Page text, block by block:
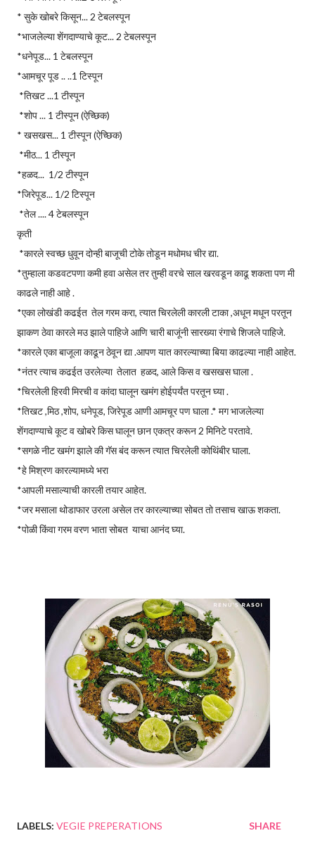
* सुके खोबरे किसून... 2 टेबलस्पून
*भाजलेल्या शेंगदाण्याचे कूट... 2 टेबलस्पून
*धनेपूड... 1 टेबलस्पून
*आमचूर पूड .. ..1 टिस्पून
*तिखट ...1 टीस्पून
*शोप ... 1 टीस्पून (ऐच्छिक)
* खसखस... 1 टीस्पून (ऐच्छिक)
*मीठ... 1 टीस्पून
*हळद... 1/2 टीस्पून
*जिरेपूड... 1/2 टिस्पून
*तेल .... 4 टेबलस्पून
कृती
*कारले स्वच्छ धुवून दोन्ही बाजूची टोके तोडून मधोमध चीर द्या.
*तुम्हाला कडवटपणा कमी हवा असेल तर तुम्ही वरचे साल खरवडून काढू शकता पण मी
काढले नाही आहे .
*एका लोखंडी कढईत तेल गरम करा, त्यात चिरलेली कारली टाका ,अधून मधून परतून
झाकण ठेवा कारले मउ झाले पाहिजे आणि चारी बाजूंनी सारख्या रंगाचे शिजले पाहिजे.
*कारले एका बाजूला काढून ठेवून द्या .आपण यात कारल्याच्या बिया काढल्या नाही आहेत.
*नंतर त्याच कढईत उरलेल्या तेलात हळद, आले किस व खसखस घाला .
*चिरलेली हिरवी मिरची व कांदा घालून खमंग होईपर्यंत परतून घ्या .
*तिखट ,मिठ ,शोप, धनेपूड, जिरेपूड आणी आमचूर पण घाला .* मग भाजलेल्या
शेंगदाण्याचे कूट व खोबरे किस घालून छान एकत्र करून 2 मिनिटे परतावे.
*सगळे नीट खमंग झाले की गॅस बंद करून त्यात चिरलेली कोथिंबीर घाला.
*हे मिश्रण कारल्यामध्ये भरा
*आपली मसाल्याची कारली तयार आहेत.
*जर मसाला थोडाफार उरला असेल तर कारल्याच्या सोबत तो तसाच खाऊ शकता.
*पोळी किंवा गरम वरण भाता सोबत याचा आनंद घ्या.
LABELS: VEGIE PREPERATIONS SHARE